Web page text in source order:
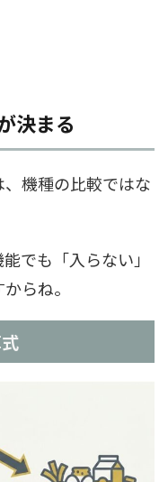
決まる
機種の比較ではな
でも「入らない」
らね。